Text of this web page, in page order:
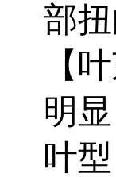
部
【
明
叶